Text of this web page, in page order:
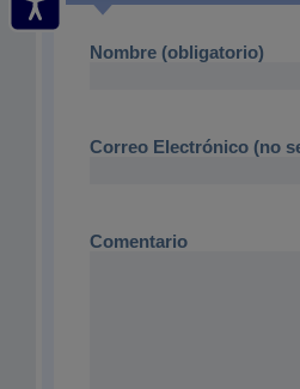
Nombre (obligatorio)
Correo Electrónico (no
Comentario